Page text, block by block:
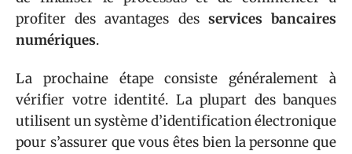
profiter des avantages des services bancaires
numériques.
La prochaine étape consiste généralement à
vérifier votre identité. La plupart des banques
utilisent un système d’identification électronique
pour s’assurer que vous êtes bien la personne que